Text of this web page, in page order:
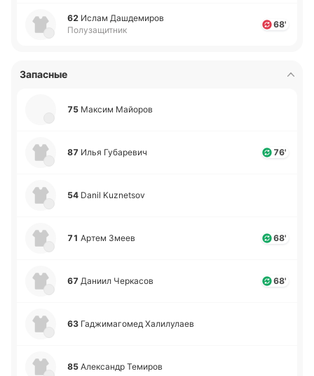
62 Ислам Да­шде­ми­ров
Полузащитник
68'
Запасные
75 Максим Майо­ров
87 Илья Гу­ба­ре­вич 76'
54 Danil Kuznetsov
71 Артем Змеев 68'
67 Даниил Че­рка­сов 68'
63 Га­джи­ма­го­мед Ха­ли­лу­лаев
85 Але­ксандр Те­ми­ров